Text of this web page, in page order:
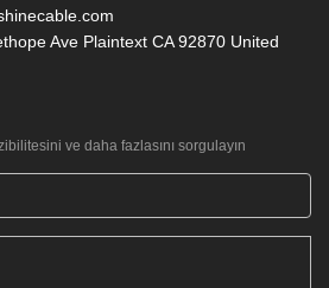
Ave Plaintext CA 92870 United
ve daha fazlasını sorgulayın